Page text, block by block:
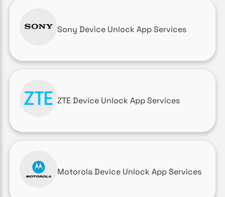
Sony Device Unlock App Services
ZTE Device Unlock App Services
Motorola Device Unlock App Services